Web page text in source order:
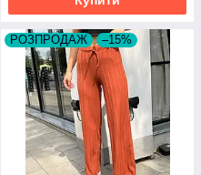
РОЗПРОДАЖ –15%